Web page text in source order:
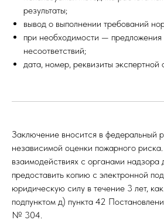
результаты;
вывод о выполнении требований
при необходимости — предложения
несоответствий;
дата, номер, реквизиты экспертной
Заключение вносится в федеральный
независимой оценки пожарного
взаимодействиях с органами надзора
предоставить копию с электронной
юридическую силу в течение 3 лет,
подпунктом д) пункта 42
№ 304.